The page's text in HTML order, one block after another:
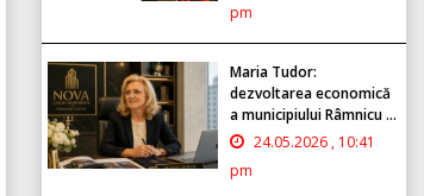
pm
Maria Tudor:
dezvoltarea economică
a municipiului Râmnicu ...
24.05.2026 , 10:41
pm